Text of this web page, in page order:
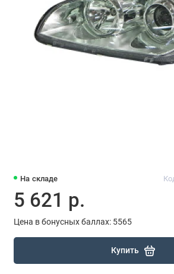
На складе
5 621 р.
Цена в бонусных баллах: 5565
Купить